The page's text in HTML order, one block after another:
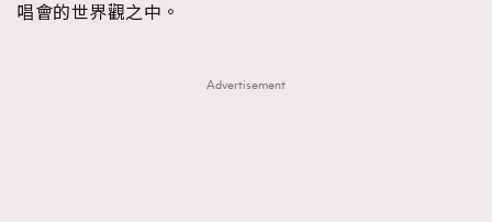
唱會的世界觀之中。
Advertisement